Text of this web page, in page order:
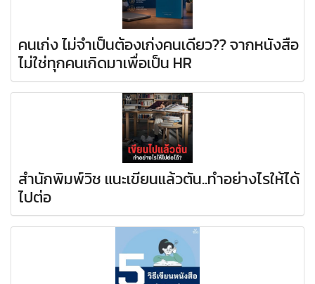
คนเก่ง ไม่จำเป็นต้องเก่งคนเดียว?? จากหนังสือ
ไม่ใช่ทุกคนเกิดมาเพื่อเป็น HR
สำนักพิมพ์วิช แนะเขียนแล้วตัน..ทำอย่างไรให้ได้
ไปต่อ